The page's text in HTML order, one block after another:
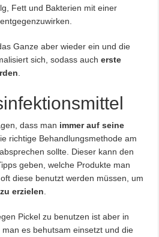
Fett und Bakterien mit einer
Ganze aber wieder ein und die
sich, sodass aucherste
dass man immer auf seine
richtige Behandlungsmethode am
sollte. Dieser kann den
geben, welche Produkte man
diese benutzt werden müssen, um
erzielen
Pickel zu benutzen ist aber in
es behutsam einsetzt und die